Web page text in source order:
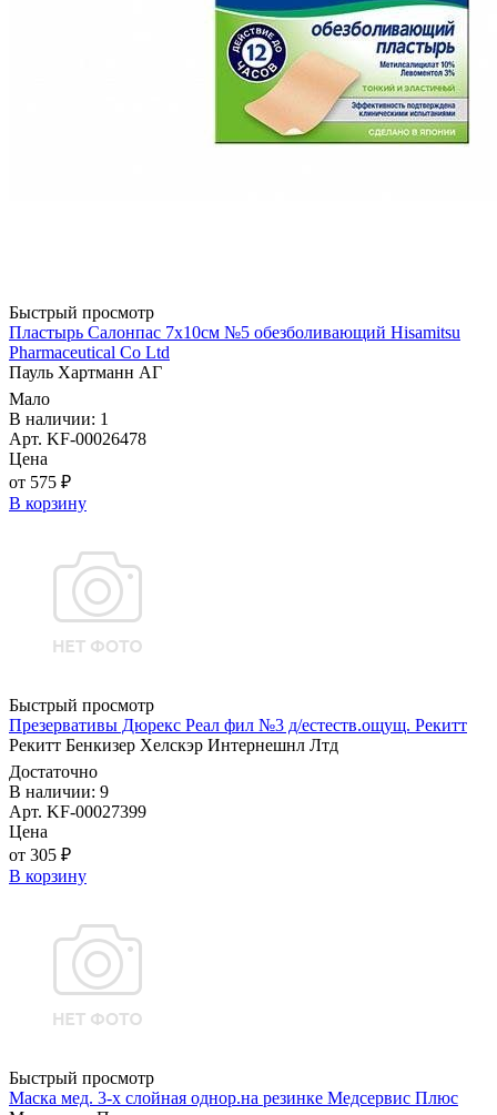
Быстрый просмотр
Пластырь Салонпас 7х10см №5 обезболивающий Hisamitsu
Pharmaceutical Co Ltd
Пауль Хартманн AГ
Мало
В наличии: 1
Арт. KF-00026478
Цена
от 575 ₽
В корзину
Быстрый просмотр
Презервативы Дюрекс Реал фил №3 д/естеств.ощущ. Рекитт
Рекитт Бенкизер Хелскэр Интернешнл Лтд
Достаточно
В наличии: 9
Арт. KF-00027399
Цена
от 305 ₽
В корзину
Быстрый просмотр
Маска мед. 3-х слойная однор.на резинке Медсервис Плюс